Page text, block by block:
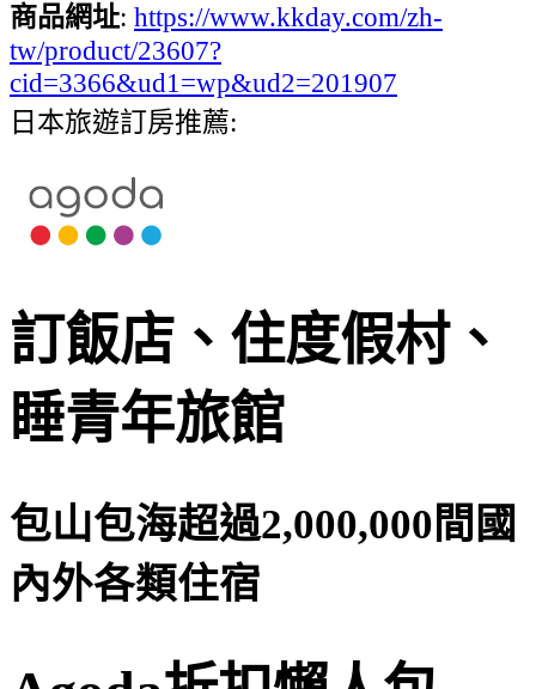
商品網址: https://www.kkday.com/zh-
tw/product/23607?
cid=3366&ud1=wp&ud2=201907
日本旅遊訂房推薦:
訂飯店、住度假村、
睡青年旅館
包山包海超過2,000,000間國
內外各類住宿